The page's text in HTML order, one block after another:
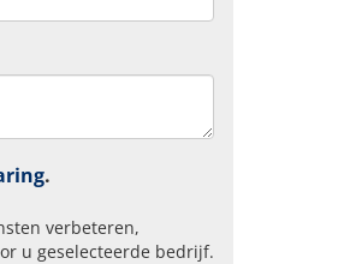
.
verbeteren,
u geselecteerde bedrijf.